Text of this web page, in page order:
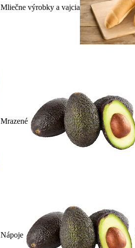
Mliečne výrobky a vajcia
Mrazené
Nápoje